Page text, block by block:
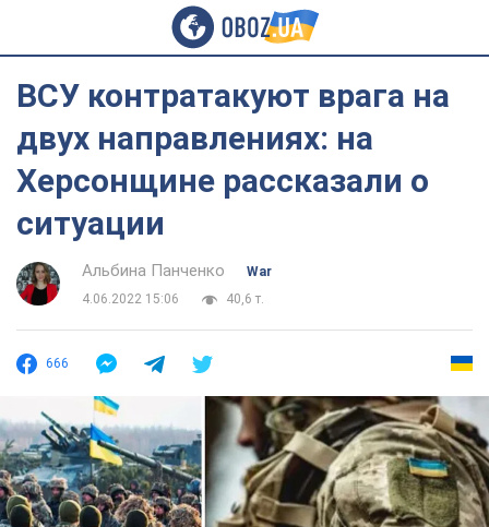
ВСУ контратакуют врага на
двух направлениях: на
Херсонщине рассказали о
ситуации
Альбина Панченко
War
4.06.2022 15:06
40,6 т.
666